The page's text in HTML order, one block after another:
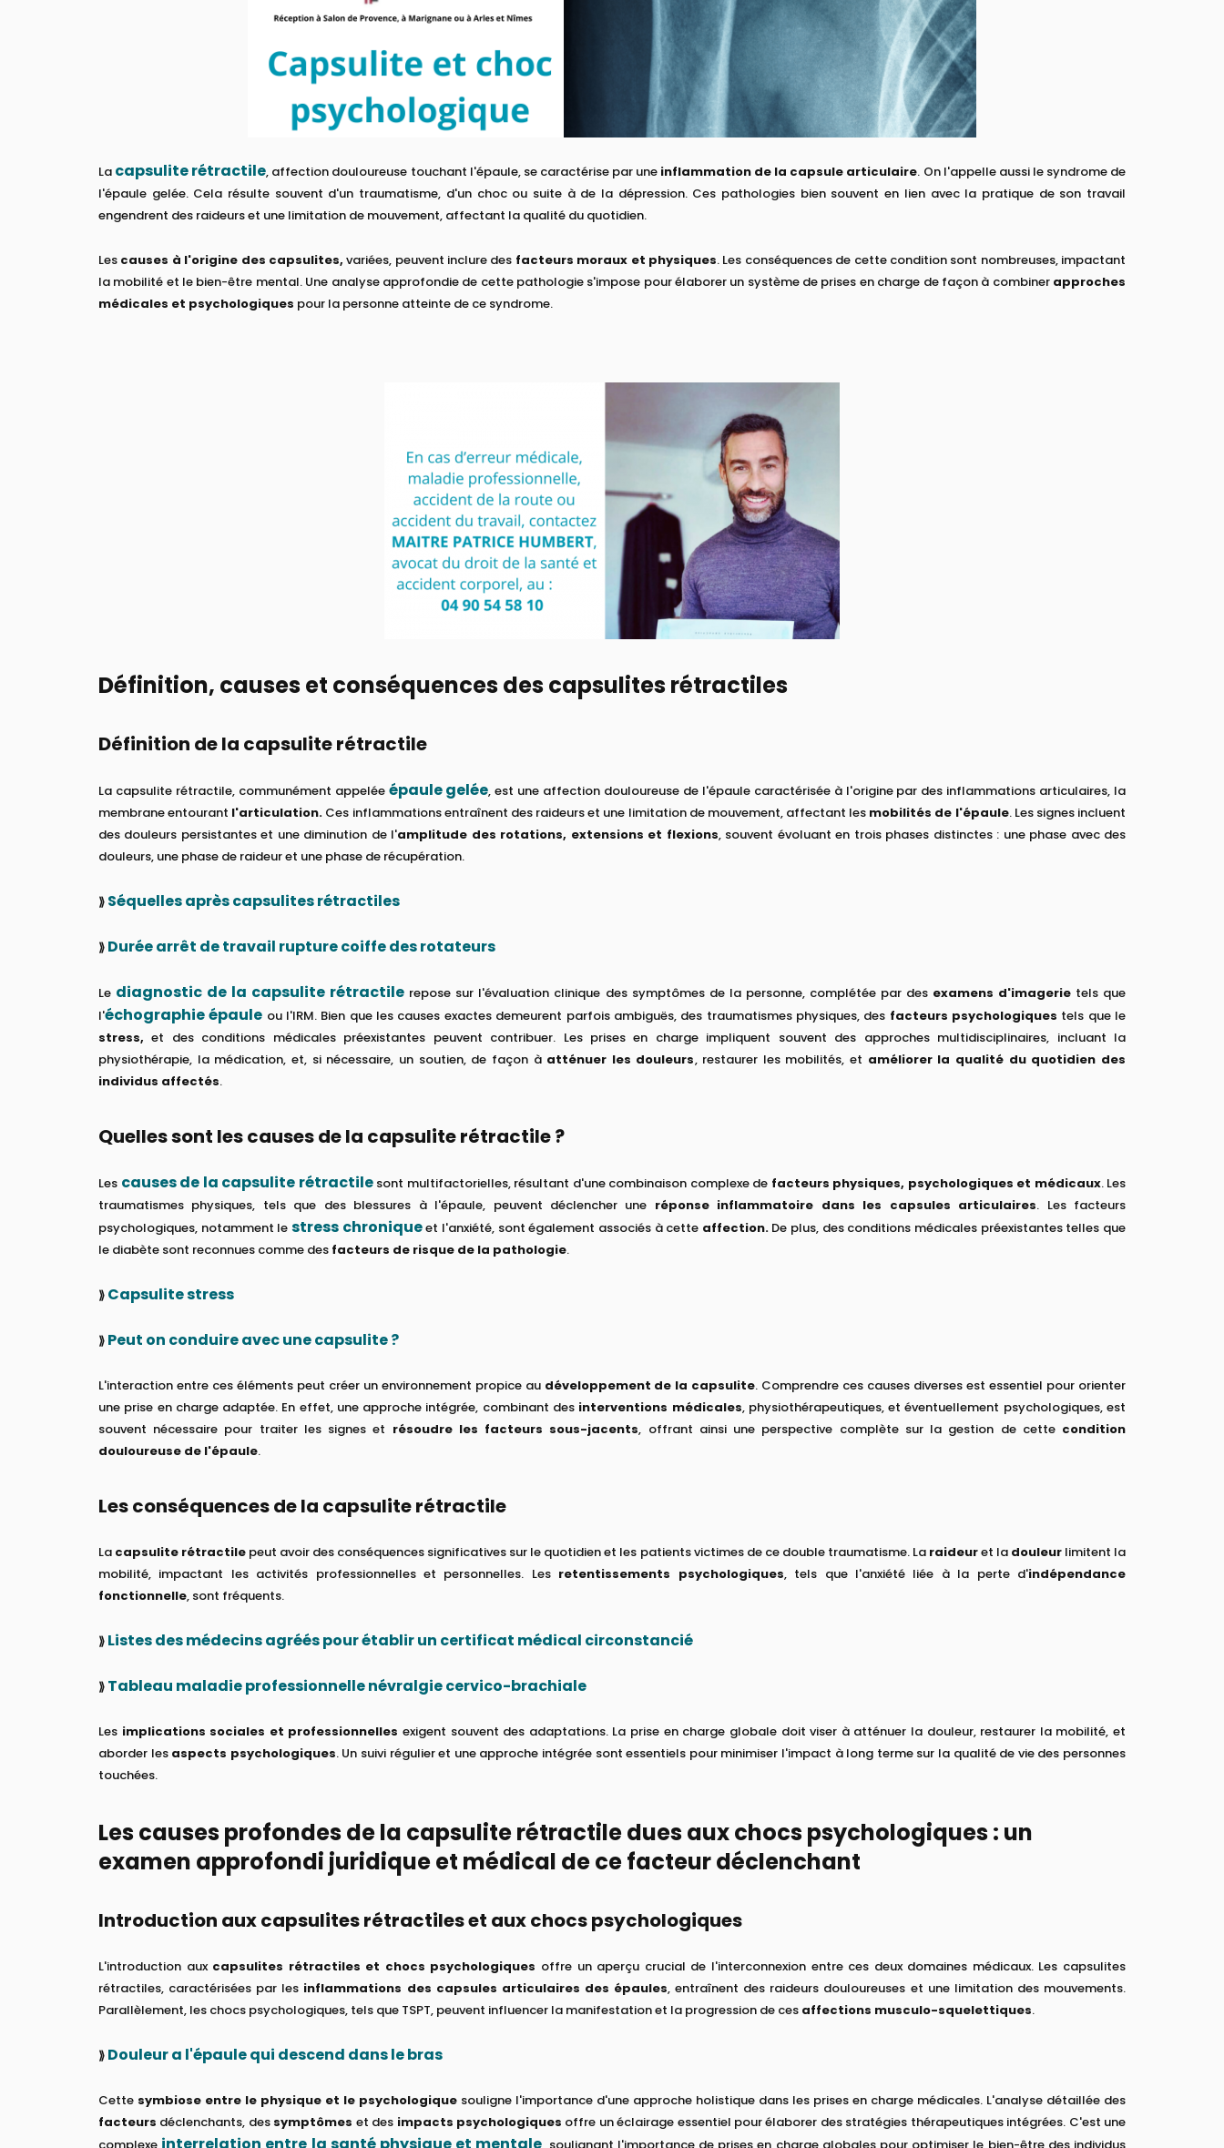
La capsulite rétractile, affection douloureuse touchant l'épaule, se caractérise par une inflammation de la capsule articulaire. On l'appelle aussi le syndrome de
l'épaule gelée. Cela résulte souvent d'un traumatisme, d'un choc ou suite à de la dépression. Ces pathologies bien souvent en lien avec la pratique de son travail
engendrent des raideurs et une limitation de mouvement, affectant la qualité du quotidien.
Les causes à l'origine des capsulites, variées, peuvent inclure des facteurs moraux et physiques. Les conséquences de cette condition sont nombreuses, impactant
la mobilité et le bien-être mental. Une analyse approfondie de cette pathologie s'impose pour élaborer un système de prises en charge de façon à combiner approches
médicales et psychologiques pour la personne atteinte de ce syndrome.
Définition, causes et conséquences des capsulites rétractiles
Définition de la capsulite rétractile
La capsulite rétractile, communément appelée épaule gelée, est une affection douloureuse de l'épaule caractérisée à l'origine par des inflammations articulaires, la
membrane entourant l'articulation. Ces inflammations entraînent des raideurs et une limitation de mouvement, affectant les mobilités de l'épaule. Les signes incluent
des douleurs persistantes et une diminution de l'amplitude des rotations, extensions et flexions, souvent évoluant en trois phases distinctes : une phase avec des
douleurs, une phase de raideur et une phase de récupération.
⟫ Séquelles après capsulites rétractiles
⟫ Durée arrêt de travail rupture coiffe des rotateurs
Le diagnostic de la capsulite rétractile repose sur l'évaluation clinique des symptômes de la personne, complétée par des examens d'imagerietels que
l'échographie épaule ou l'IRM. Bien que les causes exactes demeurent parfois ambiguës, des traumatismes physiques, des facteurs psychologiques tels que le
stress, et des conditions médicales préexistantes peuvent contribuer. Les prises en charge impliquent souvent des approches multidisciplinaires, incluant la
physiothérapie, la médication, et, si nécessaire, un soutien, de façon à atténuer les douleurs, restaurer les mobilités, et améliorer la qualité du quotidien des
individus affectés.
Quelles sont les causes de la capsulite rétractile ?
Les causes de la capsulite rétractilesont multifactorielles, résultant d'une combinaison complexe de facteurs physiques, psychologiques et médicaux. Les
traumatismes physiques, tels que des blessures à l'épaule, peuvent déclencher une réponse inflammatoire dans les capsules articulaires. Les facteurs
psychologiques, notamment le stress chroniqueet l'anxiété, sont également associés à cette affection.De plus, des conditions médicales préexistantes telles que
le diabète sont reconnues comme des facteurs de risque de la pathologie.
⟫ Capsulite stress
⟫ Peut on conduire avec une capsulite ?
L'interaction entre ces éléments peut créer un environnement propice au développement de la capsulite. Comprendre ces causes diverses est essentiel pour orienter
une prise en charge adaptée. En effet, une approche intégrée, combinant des interventions médicales, physiothérapeutiques, et éventuellement psychologiques, est
souvent nécessaire pour traiter les signes et résoudre les facteurs sous-jacents, offrant ainsi une perspective complète sur la gestion de cette condition
douloureuse de l'épaule.
Les conséquences de la capsulite rétractile
La capsulite rétractile peut avoir des conséquences significatives sur le quotidien et les patients victimes de ce double traumatisme. La raideuret la douleurlimitent la
mobilité, impactant les activités professionnelles et personnelles. Les retentissements psychologiques, tels que l'anxiété liée à la perte d'indépendance
fonctionnelle, sont fréquents.
⟫ Listes des médecins agréés pour établir un certificat médical circonstancié
⟫ Tableau maladie professionnelle névralgie cervico-brachiale
Les implications sociales et professionnelles exigent souvent des adaptations. La prise en charge globale doit viser à atténuer la douleur, restaurer la mobilité, et
aborder les aspects psychologiques. Un suivi régulier et une approche intégrée sont essentiels pour minimiser l'impact à long terme sur la qualité de vie des personnes
touchées.
Les causes profondes de la capsulite rétractile dues aux chocs psychologiques : un
examen approfondi juridique et médical de ce facteur déclenchant
Introduction aux capsulites rétractiles et aux chocs psychologiques
L'introduction aux capsulites rétractiles et chocs psychologiques offre un aperçu crucial de l'interconnexion entre ces deux domaines médicaux. Les capsulites
rétractiles, caractérisées par les inflammations des capsules articulaires des épaules, entraînent des raideurs douloureuses et une limitation des mouvements.
Parallèlement, les chocs psychologiques, tels que TSPT, peuvent influencer la manifestation et la progression de ces affections musculo-squelettiques.
⟫ Douleur a l'épaule qui descend dans le bras
Cette symbiose entre le physique et le psychologique souligne l'importance d'une approche holistique dans les prises en charge médicales. L'analyse détaillée des
facteurs déclenchants, des symptômes et des impacts psychologiques offre un éclairage essentiel pour élaborer des stratégies thérapeutiques intégrées. C'est une
interrelation entre la santé physique et mentale